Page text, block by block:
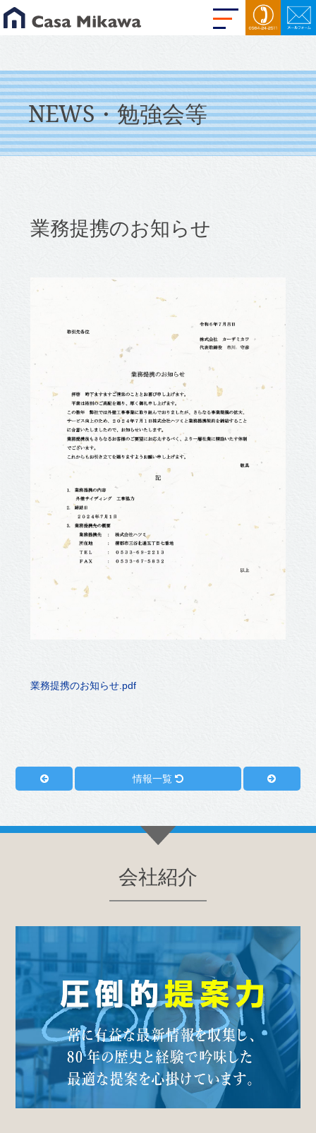
NEWS・勉強会等
業務提携のお知らせ
業務提携のお知らせ.pdf
情報一覧
会社紹介